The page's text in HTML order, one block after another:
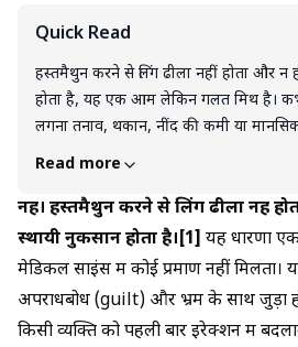
Quick Read
हस्तमैथुन करने से लिंग ढीला नहीं होता और न
होता है, यह एक आम लेकिन गलत मिथ है।
लगना तनाव, थकान, नींद की कमी या
हो सकता है। अगर सुबह का इरेक्शन आता है
लगातार बनी रहे, तो डॉक्टर से सलाह लेना
Read more
नहीं। हस्तमैथुन करने से लिंग ढीला नहीं
स्थायी नुकसान होता है।[1] यह धारणा
मेडिकल साइंस में कोई प्रमाण नहीं
अपराधबोध (guilt) और भ्रम के साथ जुड़ा
किसी व्यक्ति को पहली बार इरेक्शन में